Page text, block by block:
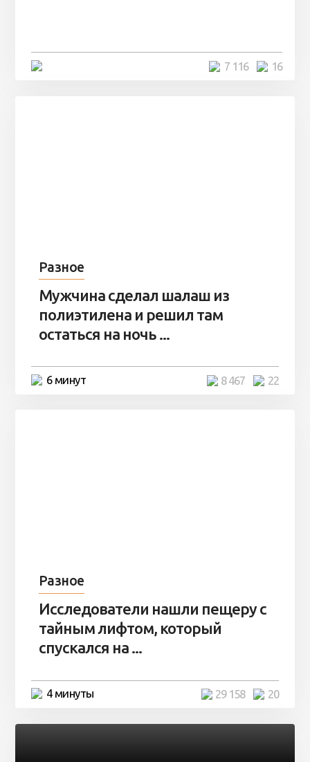
16
7 116
Разное
Мужчина сделал шалаш из
полиэтилена и решил там
остаться на ночь ...
6 минут 22
8 467
Разное
Исследователи нашли пещеру с
тайным лифтом, который
спускался на ...
4 минуты 20
29 158